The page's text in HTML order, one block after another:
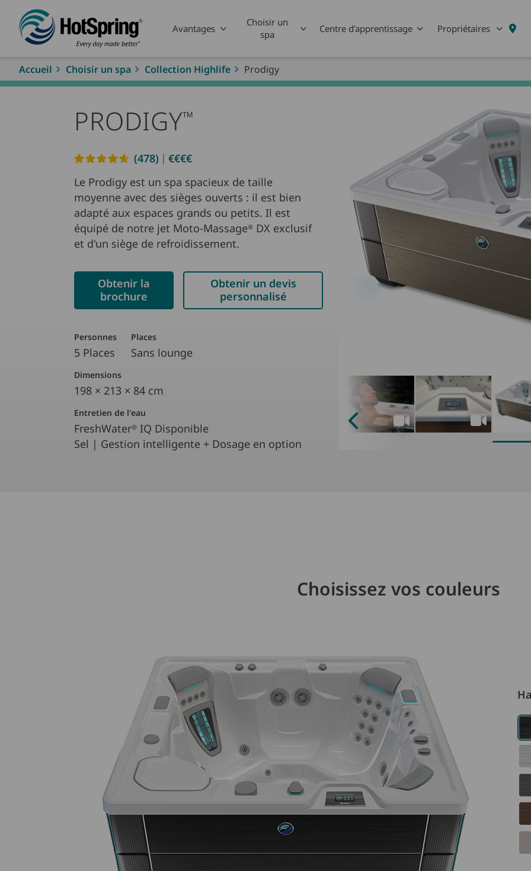
Skip to main content
Avantages
Choisir un
spa
Centre d’apprentissage Propriétaires
Accueil Choisir un spa Collection Highlife Prodigy
PRODIGY™
Read reviews (478) | €€€€
Le Prodigy est un spa spacieux de taille
moyenne avec des sièges ouverts : il est bien
adapté aux espaces grands ou petits. Il est
équipé de notre jet Moto-Massage® DX exclusif
et d'un siège de refroidissement.
Obtenir la
brochure
Obtenir un devis
personnalisé
Personnes
5 Places
Places
Sans lounge
Dimensions
198 × 213 × 84 cm
Entretien de l'eau
FreshWater® IQ Disponible
Sel | Gestion intelligente + Dosage en option
Choisissez vos couleurs